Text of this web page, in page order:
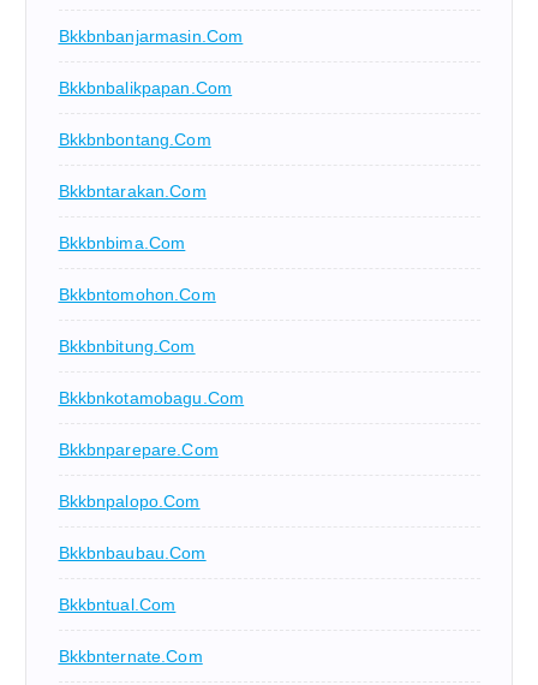
Bkkbnbanjarmasin.com
Bkkbnbalikpapan.com
Bkkbnbontang.com
Bkkbntarakan.com
Bkkbnbima.com
Bkkbntomohon.com
Bkkbnbitung.com
Bkkbnkotamobagu.com
Bkkbnparepare.com
Bkkbnpalopo.com
Bkkbnbaubau.com
Bkkbntual.com
Bkkbnternate.com